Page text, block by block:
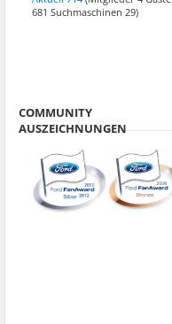
681 Suchmaschinen 29)
COMMUNITY
AUSZEICHNUNGEN